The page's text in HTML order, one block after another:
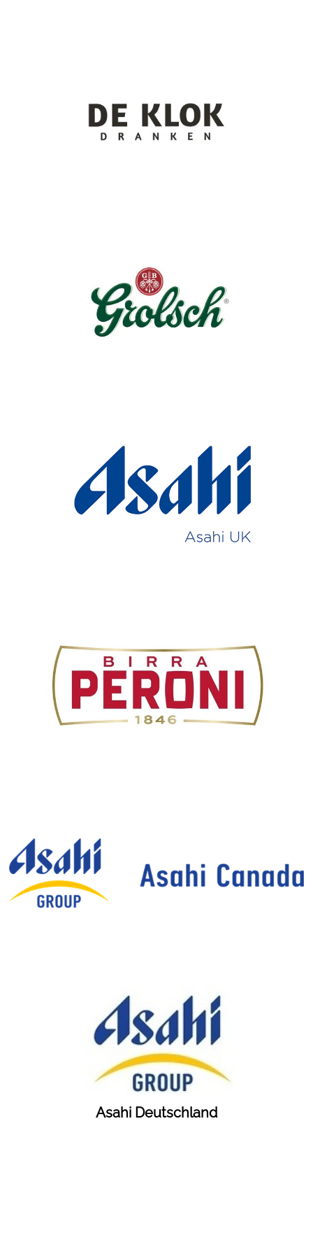
Asahi Deutschland